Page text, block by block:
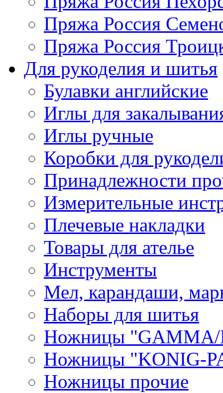
Пряжа Россия
Пряжа Россия
Для рукоделия и шитья
Булавки английские
Иглы для
Иглы ручные
Коробки для
Принадлежности
Измерительные
Плечевые накладки
Товары для ателье
Инструменты
Мел, карандаши,
Наборы для шитья
Ножницы "GAMMA/
Ножницы "KONIG-
Ножницы прочие